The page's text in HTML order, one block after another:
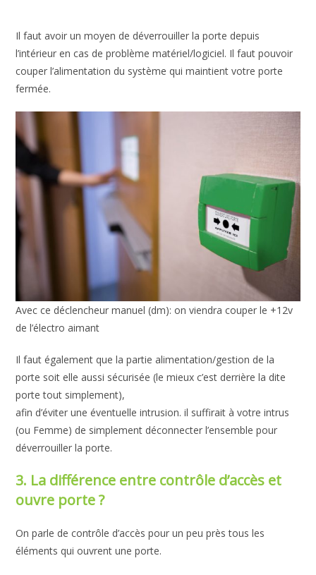
Il faut avoir un moyen de déverrouiller la porte depuis
l’intérieur en cas de problème matériel/logiciel. Il faut pouvoir
couper l’alimentation du système qui maintient votre porte
fermée.
Avec ce déclencheur manuel (dm): on viendra couper le +12v
de l’électro aimant
Il faut également que la partie alimentation/gestion de la
porte soit elle aussi sécurisée (le mieux c’est derrière la dite
porte tout simplement),
afin d’éviter une éventuelle intrusion. il suffirait à votre intrus
(ou Femme) de simplement déconnecter l’ensemble pour
déverrouiller la porte.
3. La différence entre contrôle d’accès et
ouvre porte ?
On parle de contrôle d’accès pour un peu près tous les
éléments qui ouvrent une porte.